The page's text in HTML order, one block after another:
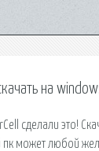
на
сделали это!
пк может любой